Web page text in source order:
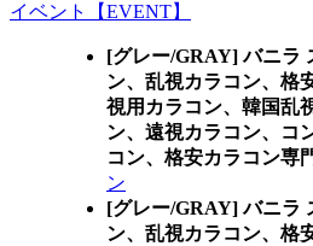
イベント【EVENT】
[グレー/GRAY] バニラ
ン、乱視カラコン、格
視用カラコン、韓国乱
ン、遠視カラコン、コ
コン、格安カラコン専
ン
[グレー/GRAY] バニラ
ン、乱視カラコン、格